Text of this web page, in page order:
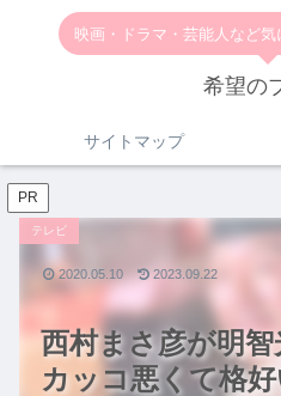
映画・ドラマ・芸能人など
希望の
サイトマップ
PR
西村まさ彦が明智
カッコ悪くて格
テレビ
2020.05.10 2023.09.22